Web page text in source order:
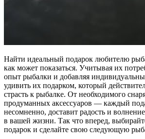
Найти идеальный подарок любителю
как может показаться. Учитывая их
опыт рыбалки и добавляя
удивить их подарком, который
страсть к рыбалке. От необходимого
продуманных аксессуаров — каждый
несомненно, доставит радость и
в вашей жизни. Так что вперед,
подарок и сделайте свою следующую